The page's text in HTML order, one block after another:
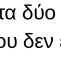
δύο
δεν